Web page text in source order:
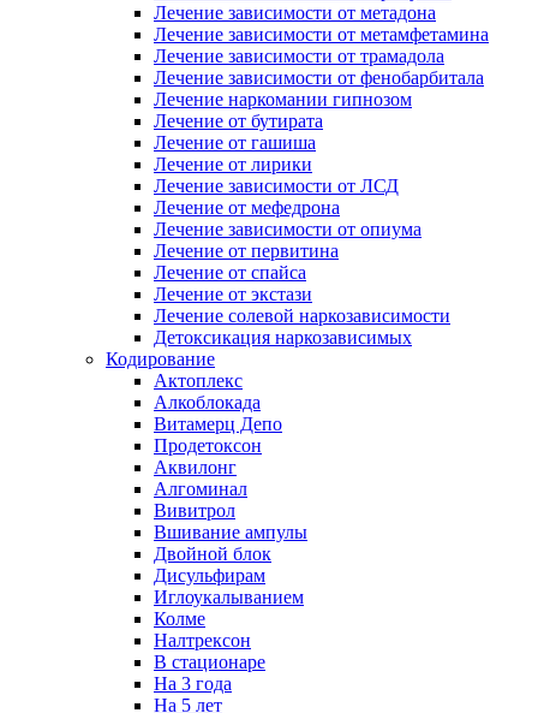
Лечение зависимости от метадона
Лечение зависимости от метамфетамина
Лечение зависимости от трамадола
Лечение зависимости от фенобарбитала
Лечение наркомании гипнозом
Лечение от бутирата
Лечение от гашиша
Лечение от лирики
Лечение зависимости от ЛСД
Лечение от мефедрона
Лечение зависимости от опиума
Лечение от первитина
Лечение от спайса
Лечение от экстази
Лечение солевой наркозависимости
Детоксикация наркозависимых
Кодирование
Актоплекс
Алкоблокада
Витамерц Депо
Продетоксон
Аквилонг
Алгоминал
Вивитрол
Вшивание ампулы
Двойной блок
Дисульфирам
Иглоукалыванием
Колме
Налтрексон
В стационаре
На 3 года
На 5 лет